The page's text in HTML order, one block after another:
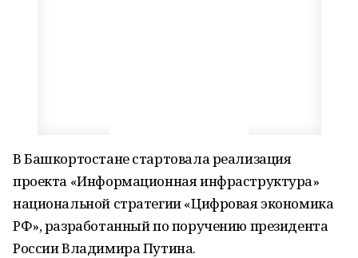
В Башкортостане стартовала реализация
проекта «Информационная инфраструктура»
национальной стратегии «Цифровая экономика
РФ», разработанный по поручению президента
России Владимира Путина.